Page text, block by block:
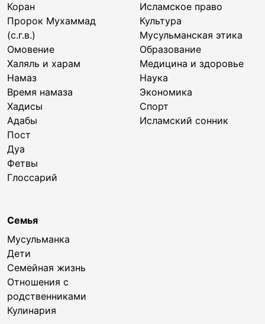
Коран
Пророк Мухаммад
(с.г.в.)
Омовение
Халяль и харам
Намаз
Время намаза
Хадисы
Адабы
Пост
Дуа
Фетвы
Глоссарий
Исламское право
Культура
Мусульманская этика
Образование
Медицина и здоровье
Наука
Экономика
Спорт
Исламский сонник
Семья
Мусульманка
Дети
Семейная жизнь
Отношения с
родственниками
Кулинария